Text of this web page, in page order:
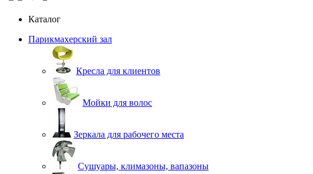
Каталог
Парикмахерский зал
Кресла для клиентов
Мойки для волос
Зеркала для рабочего места
Сушуары, климазоны, вапазоны